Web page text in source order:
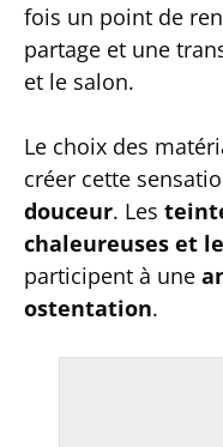
fois un point de
partage et une
et le salon.
Le choix des
créer cette
douceur. Les
chaleureuses et
participent à une
ostentation.